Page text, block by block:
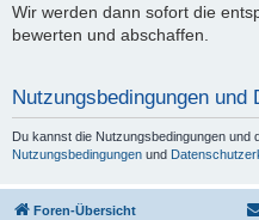
Wir werden dann sofort die
bewerten und abschaffen.
Nutzungsbedingungen und
Du kannst die Nutzungsbedingungen und
Nutzungsbedingungen und
Foren-Übersicht